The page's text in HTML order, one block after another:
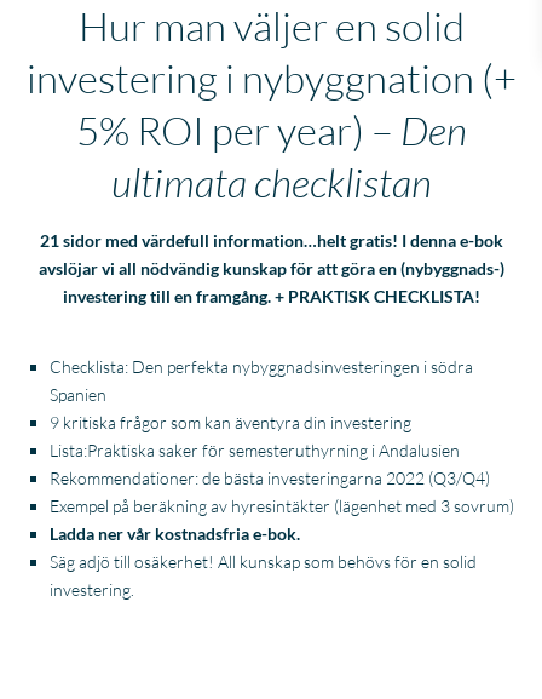
Hur man väljer en solid
investering i nybyggnation (+
5% ROI per year) – Den
ultimata checklistan
21 sidor med värdefull information…helt gratis! I denna e-bok
avslöjar vi all nödvändig kunskap för att göra en (nybyggnads-)
investering till en framgång. + PRAKTISK CHECKLISTA!
Checklista: Den perfekta nybyggnadsinvesteringen i södra
Spanien
9 kritiska frågor som kan äventyra din investering
Lista:Praktiska saker för semesteruthyrning i Andalusien
Rekommendationer: de bästa investeringarna 2022 (Q3/Q4)
Exempel på beräkning av hyresintäkter (lägenhet med 3 sovrum)
Ladda ner vår kostnadsfria e-bok.
Säg adjö till osäkerhet! All kunskap som behövs för en solid
investering.